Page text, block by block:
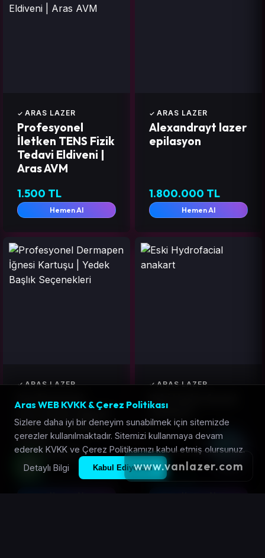
www.vanlazer.com
ARAS LAZER
Profesyonel
İletken TENS Fizik
Tedavi Eldiveni |
Aras AVM
1.500 TL
Hemen Al
ARAS LAZER
Alexandrayt lazer
epilasyon
1.800.000 TL
Hemen Al
ARAS LAZER
Profesyonel
Dermapen İğnesi
Kartuşu | Yedek
Başlık
Seçenekleri
ARAS LAZER
Eski Hydrofacial
anakart
3.500 TL
Aras WEB KVKK & Çerez Politikası
Sizlere daha iyi bir deneyim sunabilmek için sitemizde
çerezler kullanılmaktadır. Sitemizi kullanmaya devam
ederek KVKK ve Çerez Politikamızı kabul etmiş olursunuz.
Detaylı Bilgi
Kabul Ediyorum